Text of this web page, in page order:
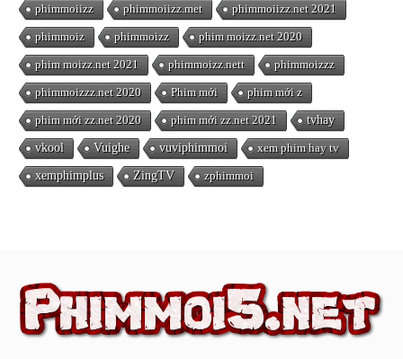
phimmoiizz phimmoiizz.met phimmoiizz.net 2021
phimmoiz phimmoizz phim moizz.net 2020
phim moizz.net 2021 phimmoizz.nett phimmoizzz
phimmoizzz.net 2020 Phim mới phim mới z
phim mới zz.net 2020 phim mới zz.net 2021 tvhay
vkool Vuighe vuviphimmoi xem phim hay tv
xemphimplus ZingTV zphimmoi